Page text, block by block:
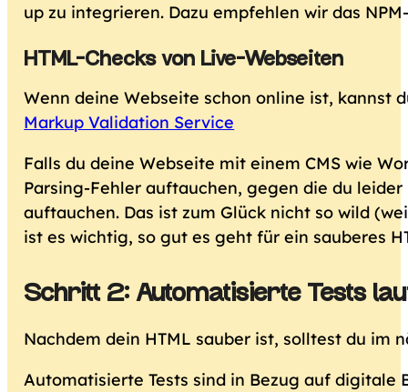
up zu integrieren. Dazu empfehlen wir das
HTML-Checks von Live-Webseiten
Wenn deine Webseite schon online ist, kannst
Markup Validation Service
Falls du deine Webseite mit einem CMS wie
Parsing-Fehler auftauchen, gegen die du
auftauchen. Das ist zum Glück nicht so wild
ist es wichtig, so gut es geht für ein sauberes
Schritt 2: Automatisierte Tests
Nachdem dein HTML sauber ist, solltest du im
Automatisierte Tests sind in Bezug auf digitale